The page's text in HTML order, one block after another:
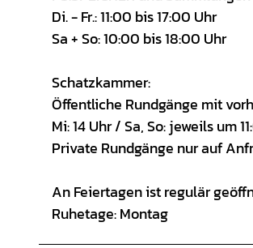
Di. - Fr.: 11:00 bis 17:00 Uhr
Sa + So: 10:00 bis 18:00 Uhr
Schatzkammer:
Öffentliche Rundgänge mit
Mi: 14 Uhr / Sa, So: jeweils um
Private Rundgänge nur auf
An Feiertagen ist regulär
Ruhetage: Montag